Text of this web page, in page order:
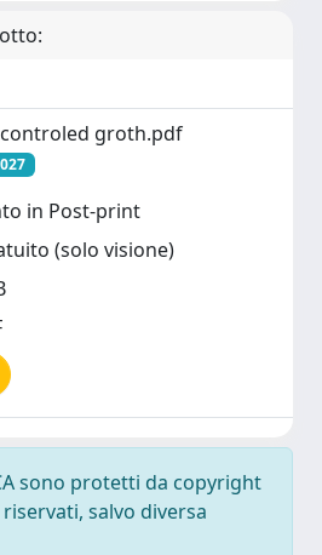
groth.pdf
in Post-print
(solo visione)
sono protetti da copyright
salvo diversa